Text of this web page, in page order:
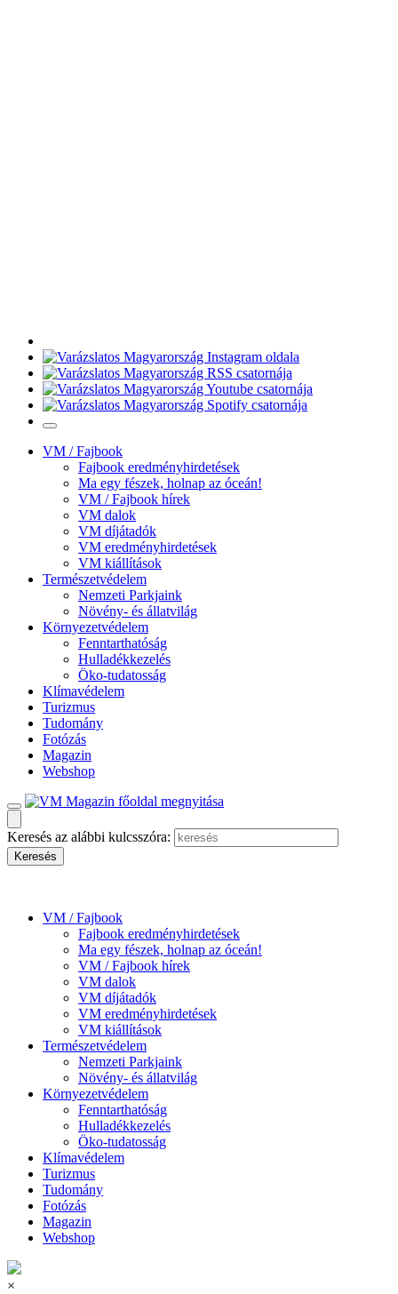
VM / Fajbook
Fajbook eredményhirdetések
Ma egy fészek, holnap az óceán!
VM / Fajbook hírek
VM dalok
VM díjátadók
VM eredményhirdetések
VM kiállítások
Természetvédelem
Nemzeti Parkjaink
Növény- és állatvilág
Környezetvédelem
Fenntarthatóság
Hulladékkezelés
Öko-tudatosság
Klímavédelem
Turizmus
Tudomány
Fotózás
Magazin
Webshop
Keresés az alábbi kulcsszóra:
VM / Fajbook
Fajbook eredményhirdetések
Ma egy fészek, holnap az óceán!
VM / Fajbook hírek
VM dalok
VM díjátadók
VM eredményhirdetések
VM kiállítások
Természetvédelem
Nemzeti Parkjaink
Növény- és állatvilág
Környezetvédelem
Fenntarthatóság
Hulladékkezelés
Öko-tudatosság
Klímavédelem
Turizmus
Tudomány
Fotózás
Magazin
Webshop
×